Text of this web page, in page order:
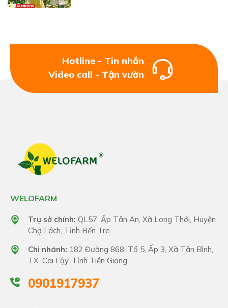
Hotline - Tin nhắn
Video call - Tận vườn
WELOFARM
Trụ sở chính: QL57, Ấp Tân An, Xã Long Thới, Huyện
Chợ Lách, Tỉnh Bến Tre
Chi nhánh: 182 Đường 868, Tổ 5, Ấp 3, Xã Tân Bình,
TX. Cai Lậy, Tỉnh Tiền Giang
0901917937